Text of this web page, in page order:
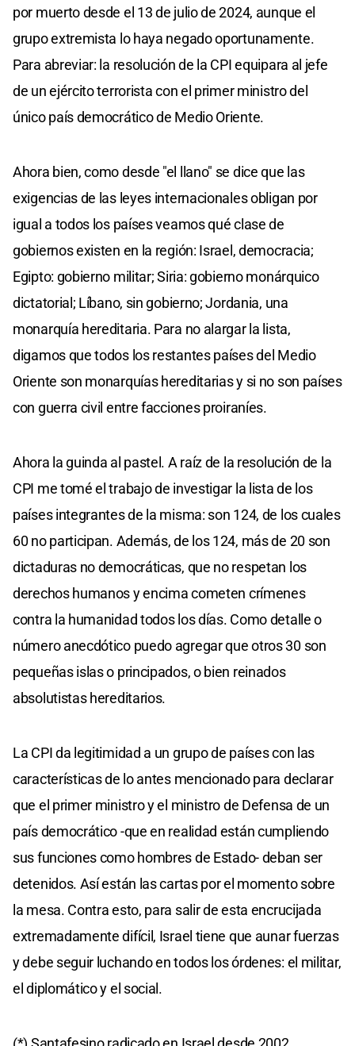
por muerto desde el 13 de julio de 2024, aunque el
grupo extremista lo haya negado oportunamente.
Para abreviar: la resolución de la CPI equipara al jefe
de un ejército terrorista con el primer ministro del
único país democrático de Medio Oriente.
Ahora bien, como desde "el llano" se dice que las
exigencias de las leyes internacionales obligan por
igual a todos los países veamos qué clase de
gobiernos existen en la región: Israel, democracia;
Egipto: gobierno militar; Siria: gobierno monárquico
dictatorial; Líbano, sin gobierno; Jordania, una
monarquía hereditaria. Para no alargar la lista,
digamos que todos los restantes países del Medio
Oriente son monarquías hereditarias y si no son países
con guerra civil entre facciones proiraníes.
Ahora la guinda al pastel. A raíz de la resolución de la
CPI me tomé el trabajo de investigar la lista de los
países integrantes de la misma: son 124, de los cuales
60 no participan. Además, de los 124, más de 20 son
dictaduras no democráticas, que no respetan los
derechos humanos y encima cometen crímenes
contra la humanidad todos los días. Como detalle o
número anecdótico puedo agregar que otros 30 son
pequeñas islas o principados, o bien reinados
absolutistas hereditarios.
La CPI da legitimidad a un grupo de países con las
características de lo antes mencionado para declarar
que el primer ministro y el ministro de Defensa de un
país democrático -que en realidad están cumpliendo
sus funciones como hombres de Estado- deban ser
detenidos. Así están las cartas por el momento sobre
la mesa. Contra esto, para salir de esta encrucijada
extremadamente difícil, Israel tiene que aunar fuerzas
y debe seguir luchando en todos los órdenes: el militar,
el diplomático y el social.